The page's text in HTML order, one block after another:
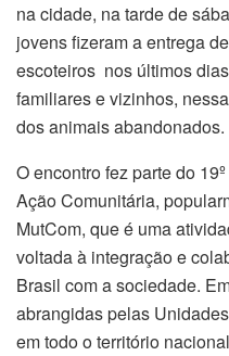
na cidade, na tarde de
jovens fizeram a entrega
escoteiros nos últimos
familiares e vizinhos,
dos animais abandonados.
O encontro fez parte do
Ação Comunitária,
MutCom, que é uma
voltada à integração e
Brasil com a sociedade.
abrangidas pelas
em todo o território